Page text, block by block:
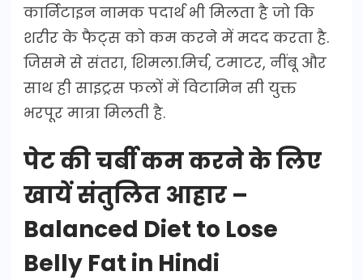
कार्निटाइन नामक पदार्थ भी मिलता है जो कि
शरीर के फैट्स को कम करने में मदद करता है.
जिसमे से संतरा, शिमला.मिर्च, टमाटर, नींबू और
साथ ही साइट्रस फलों में विटामिन सी युक्त
भरपूर मात्रा मिलती है.
पेट की चर्बी कम करने के लिए
खायें संतुलित आहार –
Balanced Diet to Lose
Belly Fat in Hindi